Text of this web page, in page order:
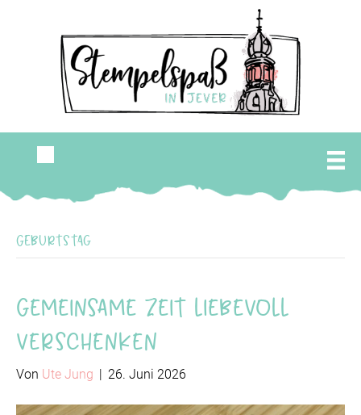
Geburtstag
Gemeinsame Zeit liebevoll
verschenken
Von Ute Jung | 26. Juni 2026